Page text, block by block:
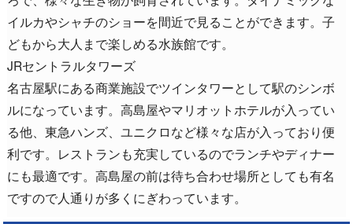
イルカやシャチのショーを間近で見ることができます。子
どもから大人まで楽しめる水族館です。
JRセントラルタワーズ
名古屋駅にある商業施設でツインタワーとして駅のシンボ
ルになっています。高島屋やマリオットホテルが入ってい
る他、東急ハンズ、ユニクロなど様々な店が入っており便
利です。レストランも充実しているのでランチやディナー
にも最適です。高島屋の前は待ち合わせ場所としても有名
ですので人通りが多くにぎわっています。